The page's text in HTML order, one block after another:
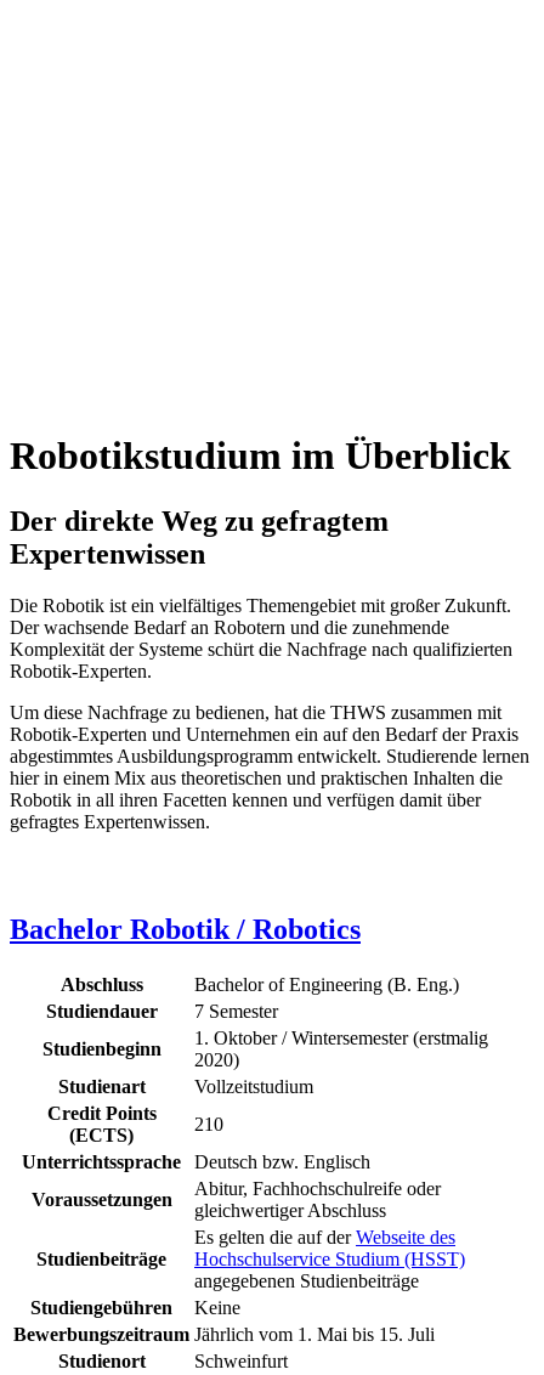
Robotikstudium im Überblick
Der direkte Weg zu gefragtem
Expertenwissen
Die Robotik ist ein vielfältiges Themengebiet mit großer Zukunft.
Der wachsende Bedarf an Robotern und die zunehmende
Komplexität der Systeme schürt die Nachfrage nach qualifizierten
Robotik-Experten.
Um diese Nachfrage zu bedienen, hat die THWS zusammen mit
Robotik-Experten und Unternehmen ein auf den Bedarf der Praxis
abgestimmtes Ausbildungsprogramm entwickelt. Studierende lernen
hier in einem Mix aus theoretischen und praktischen Inhalten die
Robotik in all ihren Facetten kennen und verfügen damit über
gefragtes Expertenwissen.
Bachelor Robotik / Robotics
Abschluss
Bachelor of Engineering (B. Eng.)
Studiendauer
7 Semester
Studienbeginn
1. Oktober / Wintersemester (erstmalig
2020)
Studienart
Vollzeitstudium
Credit Points
(ECTS)
210
Unterrichtssprache
Deutsch bzw. Englisch
Voraussetzungen
Abitur, Fachhochschulreife oder
gleichwertiger Abschluss
Studienbeiträge
Es gelten die auf derWebseite des
Hochschulservice Studium (HSST)
angegebenen Studienbeiträge
Studiengebühren
Keine
Bewerbungszeitraum Jährlich vom 1. Mai bis 15. Juli
Studienort
Schweinfurt